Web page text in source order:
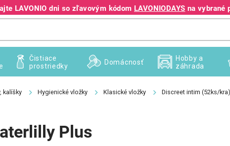
LAVONIO dni so zľavovým kódom LAVONIODAYS na vybrané
+421 940 995 209
Čistiace
prostriedky
Domácnosť
Hobby a
záhrada
kalíšky Hygienické vložky Klasické vložky Discreet intim (52ks/
Plus